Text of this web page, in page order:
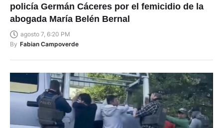
policía Germán Cáceres por el femicidio de la
abogada María Belén Bernal
agosto 7, 6:20 PM
By Fabian Campoverde